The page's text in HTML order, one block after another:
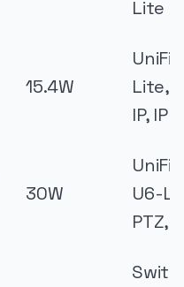
Lite
15.4W
UniFi
Lite,
IP, IP
30W
UniFi
U6-
PTZ,